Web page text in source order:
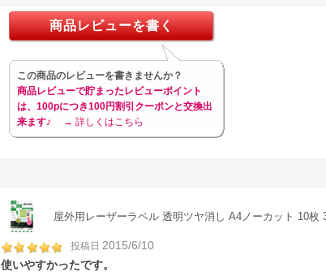
商品レビューを書く
この商品のレビューを書きませんか？
商品レビューで貯まったレビューポイント
は、100pにつき100円割引クーポンと交換出
来ます♪
→ 詳しくはこちら
屋外用レーザーラベル 透明ツヤ消し A4ノーカット 10枚
投稿日 2015/6/10
使いやすかったです。